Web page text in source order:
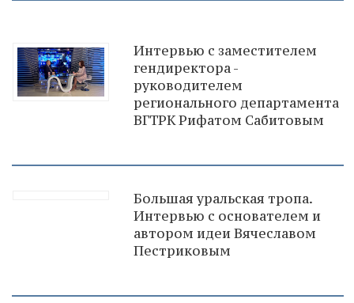
Интервью с заместителем
гендиректора -
руководителем
регионального департамента
ВГТРК Рифатом Сабитовым
Большая уральская тропа.
Интервью с основателем и
автором идеи Вячеславом
Пестриковым